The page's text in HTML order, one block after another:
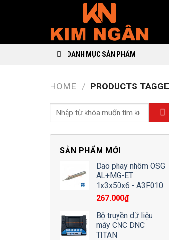
DANH MỤC SẢN PHẨM
HOME / PRODUCTS
SẢN PHẨM MỚI
Dao phay nhôm OSG
AL+MG-ET
1x3x50x6 - A3F010
267.000₫
Bộ truyền dữ liệu
máy CNC DNC
TITAN